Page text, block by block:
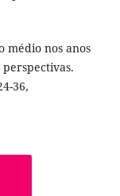
médio nos anos
36,